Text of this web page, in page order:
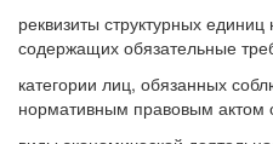
реквизиты структурных
содержащих обязательные
категории лиц, обязанных
нормативным правовым актом